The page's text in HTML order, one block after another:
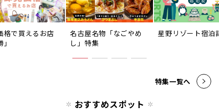
格で買えるお店
名古屋名物「なごやめ
し」特集
星野リゾート宿泊
特集一覧へ
おすすめスポット